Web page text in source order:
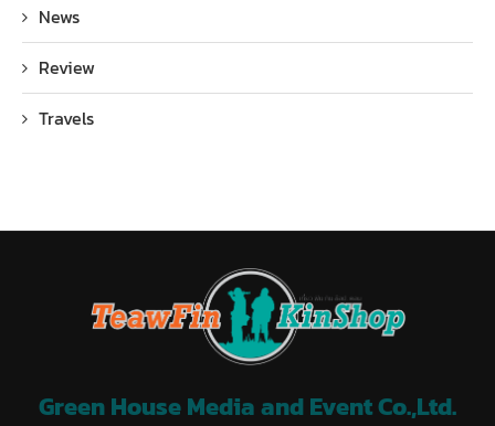
News
Review
Travels
Green House Media and Event Co.,Ltd.